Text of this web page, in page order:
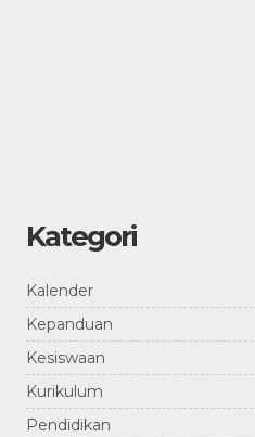
Kategori
Kalender
Kepanduan
Kesiswaan
Kurikulum
Pendidikan